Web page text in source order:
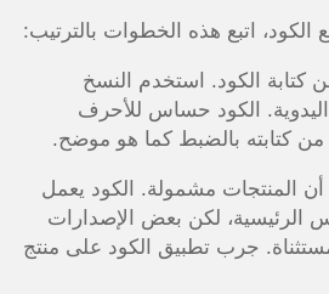
اتبع هذه الخطوات بالترتيب:
كتابة الكود. استخدم النسخ
اليدوية. الكود حساس للأحرف
من كتابته بالضبط كما هو موضح.
أن المنتجات مشمولة. الكود يعمل
الرئيسية، لكن بعض الإصدارات
جرب تطبيق الكود على منتج